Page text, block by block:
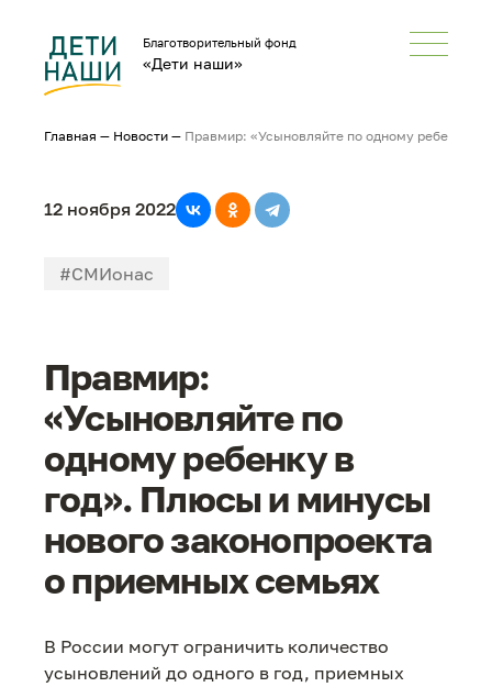
Благотворительный фонд
«Дети наши»
Главная — Новости — Правмир: «Усыновляйте по одному ребенку
12 ноября 2022
#СМИонас
Правмир:
«Усыновляйте по
одному ребенку в
год». Плюсы и минусы
нового законопроекта
о приемных семьях
В России могут ограничить количество
усыновлений до одного в год, приемных